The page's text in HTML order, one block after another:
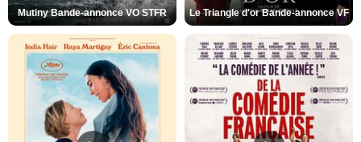
Mutiny Bande-annonce VO STFR Le Triangle d'or Bande-annonce VF